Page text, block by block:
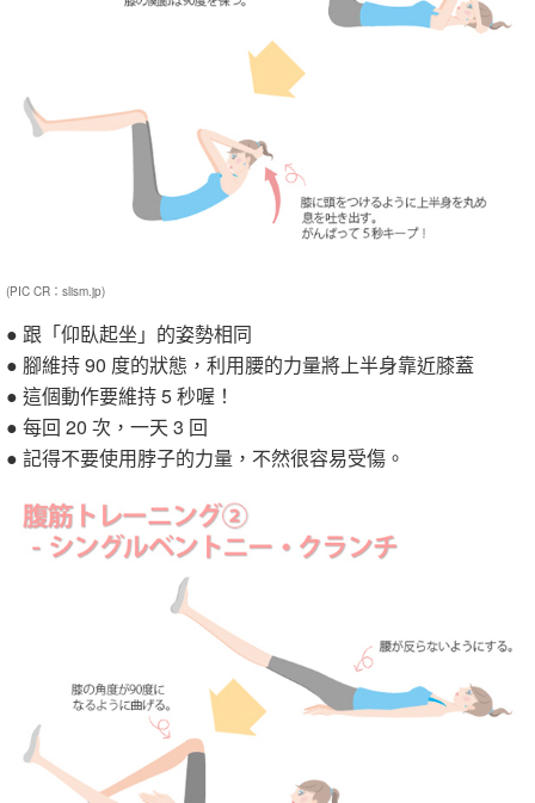
(PIC CR：slism.jp)
● 跟「仰臥起坐」的姿勢相同
● 腳維持 90 度的狀態，利用腰的力量將上半身靠近膝蓋
● 這個動作要維持 5 秒喔！
● 每回 20 次，一天 3 回
● 記得不要使用脖子的力量，不然很容易受傷。